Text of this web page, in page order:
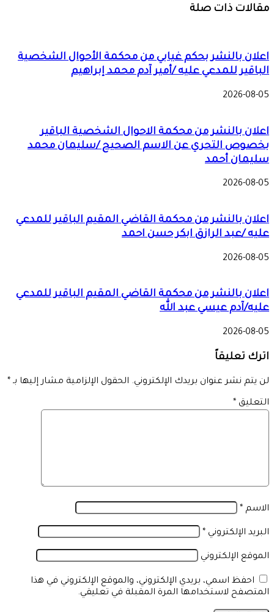
مقالات ذات صلة
اعلان بالنشر بحكم غيابي من محكمة الأحوال الشخصية
الباقير للمدعي عليه /أمير آدم محمد إبراهيم
2026-08-05
اعلان بالنشر من محكمة الاحوال الشخصية الباقير
بخصوص التحري عن الاسم الصحيح /سليمان محمد
سليمان أحمد
2026-08-05
اعلان بالنشر من محكمة القاضي المقيم الباقير للمدعي
عليه /عبد الرازق ابكر حسن احمد
2026-08-05
اعلان بالنشر من محكمة القاضي المقيم الباقير للمدعي
عليه/آدم عيسي عبد الله
2026-08-05
اترك تعليقاً
لن يتم نشر عنوان بريدك الإلكتروني. الحقول الإلزامية مشار إليها بـ *
التعليق *
الاسم *
البريد الإلكتروني *
الموقع الإلكتروني
احفظ اسمي، بريدي الإلكتروني، والموقع الإلكتروني في هذا
المتصفح لاستخدامها المرة المقبلة في تعليقي.